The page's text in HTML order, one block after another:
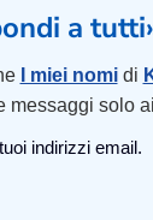
a
I miei nomidi
messaggi solo
indirizzi email.